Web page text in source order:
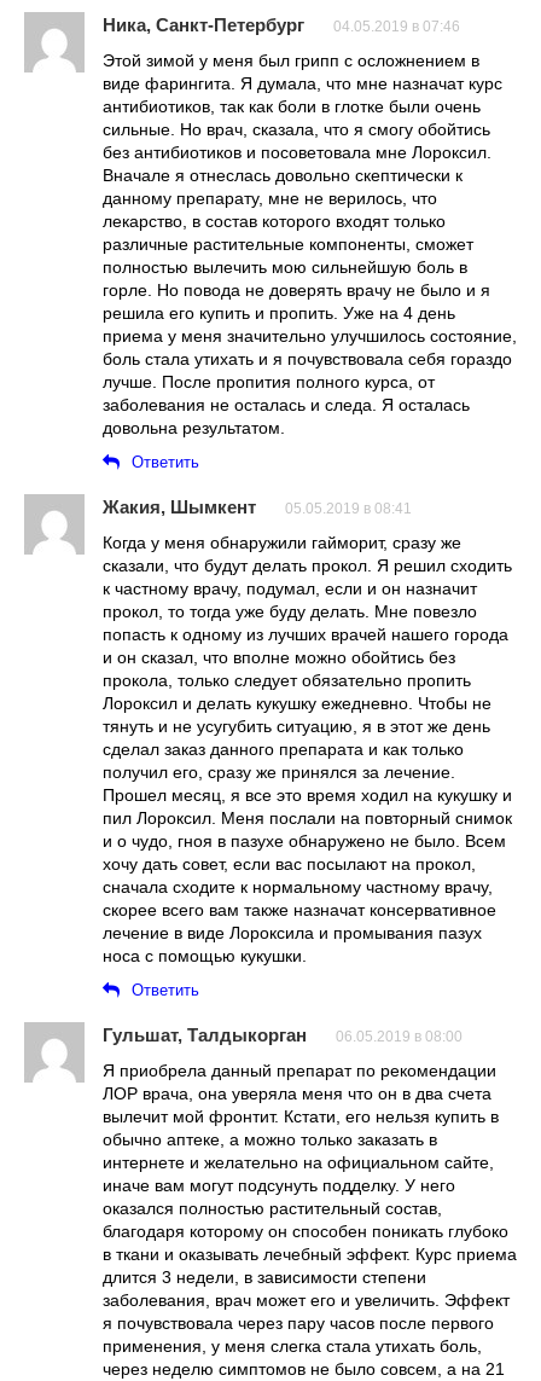
Ника, Санкт-Петербург 04.05.2019 в 07:46
Этой зимой у меня был грипп с осложнением в
виде фарингита. Я думала, что мне назначат курс
антибиотиков, так как боли в глотке были очень
сильные. Но врач, сказала, что я смогу обойтись
без антибиотиков и посоветовала мне Лороксил.
Вначале я отнеслась довольно скептически к
данному препарату, мне не верилось, что
лекарство, в состав которого входят только
различные растительные компоненты, сможет
полностью вылечить мою сильнейшую боль в
горле. Но повода не доверять врачу не было и я
решила его купить и пропить. Уже на 4 день
приема у меня значительно улучшилось состояние,
боль стала утихать и я почувствовала себя гораздо
лучше. После пропития полного курса, от
заболевания не осталась и следа. Я осталась
довольна результатом.
Ответить
Жакия, Шымкент 05.05.2019 в 08:41
Когда у меня обнаружили гайморит, сразу же
сказали, что будут делать прокол. Я решил сходить
к частному врачу, подумал, если и он назначит
прокол, то тогда уже буду делать. Мне повезло
попасть к одному из лучших врачей нашего города
и он сказал, что вполне можно обойтись без
прокола, только следует обязательно пропить
Лороксил и делать кукушку ежедневно. Чтобы не
тянуть и не усугубить ситуацию, я в этот же день
сделал заказ данного препарата и как только
получил его, сразу же принялся за лечение.
Прошел месяц, я все это время ходил на кукушку и
пил Лороксил. Меня послали на повторный снимок
и о чудо, гноя в пазухе обнаружено не было. Всем
хочу дать совет, если вас посылают на прокол,
сначала сходите к нормальному частному врачу,
скорее всего вам также назначат консервативное
лечение в виде Лороксила и промывания пазух
носа с помощью кукушки.
Ответить
Гульшат, Талдыкорган 06.05.2019 в 08:00
Я приобрела данный препарат по рекомендации
ЛОР врача, она уверяла меня что он в два счета
вылечит мой фронтит. Кстати, его нельзя купить в
обычно аптеке, а можно только заказать в
интернете и желательно на официальном сайте,
иначе вам могут подсунуть подделку. У него
оказался полностью растительный состав,
благодаря которому он способен поникать глубоко
в ткани и оказывать лечебный эффект. Курс приема
длится 3 недели, в зависимости степени
заболевания, врач может его и увеличить. Эффект
я почувствовала через пару часов после первого
применения, у меня слегка стала утихать боль,
через неделю симптомов не было совсем, а на 21